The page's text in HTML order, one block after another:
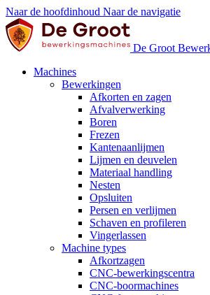
Naar de hoofdinhoud Naar de navigatie
De Groot
Machines
Bewerkingen
Afkorten en zagen
Afvalverwerking
Boren
Frezen
Kantenaanlijmen
Lijmen en deuvelen
Materiaal handling
Nesten
Opsluiten
Persen en verlijmen
Schaven en profileren
Vingerlassen
Machine types
Afkortzagen
CNC-bewerkingscentra
CNC-boormachines